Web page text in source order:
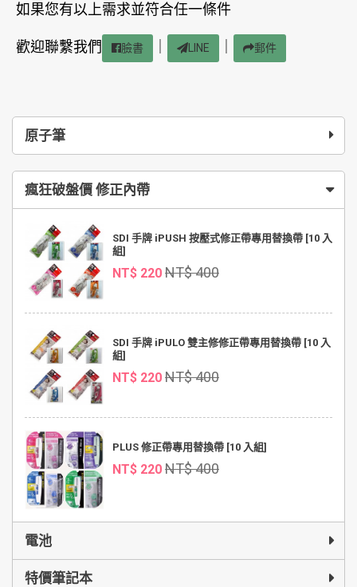
原子筆
瘋狂破盤價 修正內帶
SDI 手牌 iPUSH 按壓式修正帶專用替換帶 [10 入
組]
NT$ 220 NT$ 400
SDI 手牌 iPULO 雙主修修正帶專用替換帶 [10 入
組]
NT$ 220 NT$ 400
PLUS 修正帶專用替換帶 [10 入組]
NT$ 220 NT$ 400
電池
特價筆記本
如果您有以上需求並符合任一條件
歡迎聯繫我們 臉書 LINE 郵件